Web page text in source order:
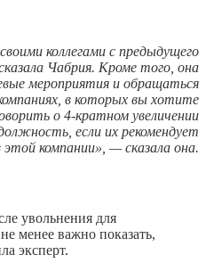
коллегами с предыдущего
Чабрия. Кроме того, она
мероприятия и обращаться
в которых вы хотите
о 4-кратном увеличении
если их рекомендует
компании», — сказала она.
увольнения для
менее важно показать,
эксперт.